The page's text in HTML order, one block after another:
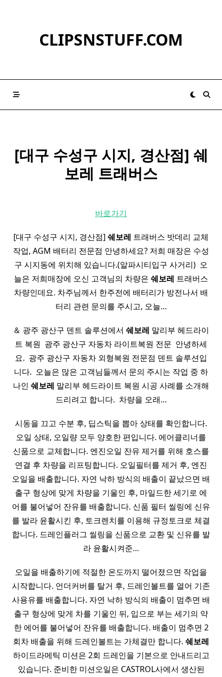
CLIPSNSTUFF.COM
[대구 수성구 시지, 경산점] 쉐
보레 트래버스
바로가기
[대구 수성구 시지, 경산점] 쉐보레 트래버스 밧데리 교체
작업, AGM 배터리 전문점 안녕하세요? 저희 매장은 수성
구 시지동에 위치해 있습니다.(알파시티입구 사거리) ​ 오
늘은 저희매장에 오신 고객님의 차량은 쉐보레 트래버스
차량인데요. 차주님께서 한주전에 배터리가 방전나서 배
터리 관련 문의를 주시고, 오늘…
＆ 광주 광산구 덴트 솔루션에서 쉐보레 말리부 헤드라이
트 복원 ​ 광주 광산구 자동차 라이트복원 전문 ​ 안녕하세
요. ​ 광주 광산구 자동차 외형복원 전문점 덴트 솔루션입
니다. ​ 오늘은 많은 고객님들께서 문의 주시는 작업 중 하
나인 쉐보레 말리부 헤드라이트 복원 시공 사례를 소개해
드리려고 합니다. ​ 차량을 오래…
시동을 끄고 수분 후, 딥스틱을 뽑아 상태를 확인합니다.
오일 상태, 오일량 모두 양호한 편입니다. 에어클리너를
신품으로 교체합니다. 엔진오일 잔유 제거를 위해 호스를
연결 후 차량을 리프팅합니다. 오일필터를 제거 후, 엔진
오일을 배출합니다. 자연 낙하 방식의 배출이 끝났으면 배
출구 형상에 맞게 차량을 기울인 후, 마일드한 세기로 에
어를 불어넣어 잔유를 배출합니다. 신품 필터 씰링에 신유
를 발라 윤활시킨 후, 토크렌치를 이용해 규정토크로 체결
합니다. 드레인플러그 씰링을 신품으로 교환 및 신유를 발
라 윤활시켜준…
오일을 배출하기에 적절한 온도까지 떨어졌으면 작업을
시작합니다. 언더커버를 탈거 후, 드레인볼트를 열어 기존
사용유를 배출합니다. 자연 낙하 방식의 배출이 멈추면 배
출구 형상에 맞게 차를 기울인 뒤, 입으로 부는 세기의 약
한 에어를 불어넣어 잔유를 배출합니다. 배출이 멈추면 2
회차 배출을 위해 드레인볼트는 가체결만 합니다. 쉐보레
하이드라메틱 미션은 2회 드레인을 기본으로 안내드리고
있습니다. 준비한 미션오일은 CASTROL사에서 생산된